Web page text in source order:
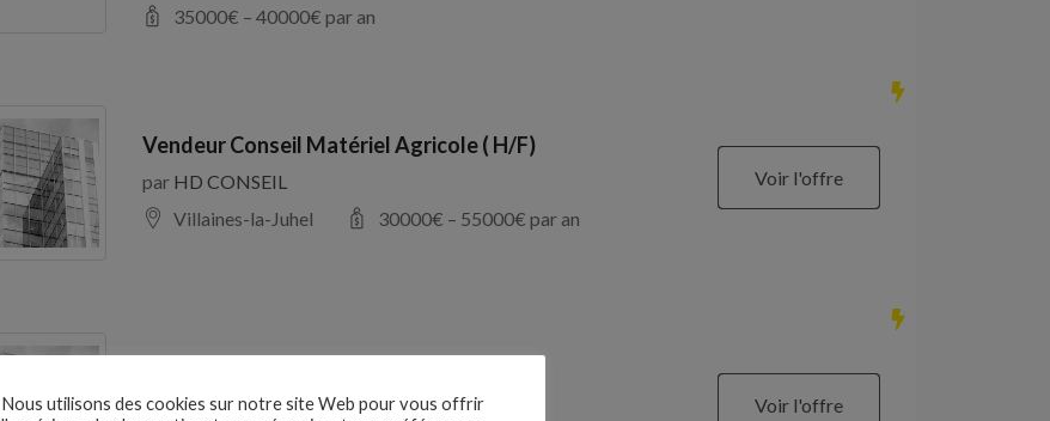
35000€ – 40000€ par an
Vendeur Conseil Matériel Agricole ( H/F)
par HD CONSEIL
Villaines-la-Juhel
30000€ – 55000€ par an
Voir l'offre
parFrance Galop
Voir l'offre
Nous utilisons des cookies sur notre site Web pour vous offrir